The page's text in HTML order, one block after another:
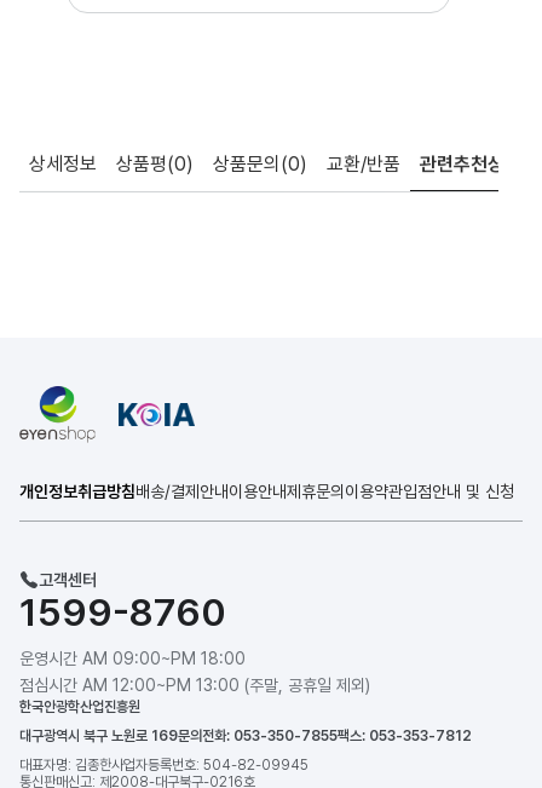
상세정보 상품평(0) 상품문의 (0) 교환/반품 관련추천상품
개인정보취급방침배송/결제안내이용안내제휴문의 이용약관입점안내 및 신청
고객센터
1599-8760
운영시간 AM 09:00~PM 18:00
점심시간 AM 12:00~PM 13:00 (주말, 공휴일 제외)
한국안광학산업진흥원
대구광역시 북구 노원로 169문의전화: 053-350-7855팩스: 053-353-7812
대표자명: 김종한사업자등록번호: 504-82-09945
통신판매신고: 제2008-대구북구-0216호